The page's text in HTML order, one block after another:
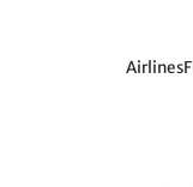
Airlines